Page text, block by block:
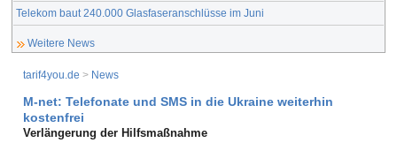
Telekom baut 240.000 Glasfaseranschlüsse im Juni
Weitere News
tarif4you.de > News
M-net: Telefonate und SMS in die Ukraine weiterhin
kostenfrei
Verlängerung der Hilfsmaßnahme